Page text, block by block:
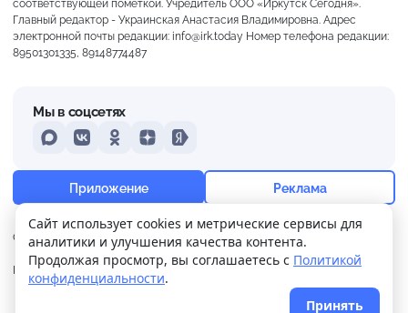
+13° Ощущается как +13
10 м/с 762 мм 92%
соответствующей пометкой. Учредитель ООО «Иркутск Сегодня».
Главный редактор - Украинская Анастасия Владимировна. Адрес
электронной почты редакции: info@irk.today Номер телефона редакции:
89501301335, 89148774487
О нас Контакты Прислать новость
Реклама
Политика
конфиденциальности
Мы в соцсетях
MAXVKontakteOdnoklassniki
DzenYandex
Приложение Реклама
Сайт использует cookies и метрические сервисы для
аналитики и улучшения качества контента.
Продолжая просмотр, вы соглашаетесь с Политикой
конфиденциальности.
Принять